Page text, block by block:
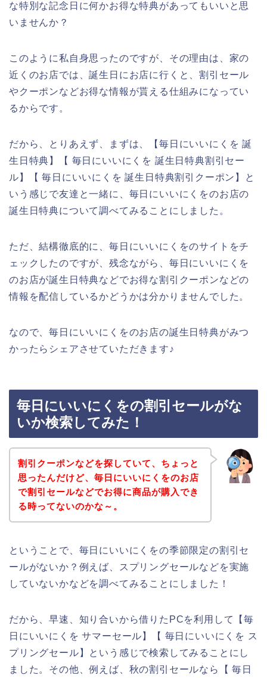
な特別な記念日に何かお得な特典があってもいいと思
いませんか？
このように私自身思ったのですが、その理由は、家の
近くのお店では、誕生日にお店に行くと、割引セール
やクーポンなどお得な情報が貰える仕組みになってい
るからです。
だから、とりあえず、まずは、【毎日にいいにくを 誕
生日特典】【 毎日にいいにくを 誕生日特典割引セー
ル】【 毎日にいいにくを 誕生日特典割引クーポン】と
いう感じで友達と一緒に、毎日にいいにくをのお店の
誕生日特典について調べてみることにしました。
ただ、結構徹底的に、毎日にいいにくをのサイトをチ
ェックしたのですが、残念ながら、毎日にいいにくを
のお店が誕生日特典などでお得な割引クーポンなどの
情報を配信しているかどうかは分かりませんでした。
なので、毎日にいいにくをのお店の誕生日特典がみつ
かったらシェアさせていただきます♪
毎日にいいにくをの割引セールがな
いか検索してみた！
割引クーポンなどを探していて、ちょっと
思ったんだけど、毎日にいいにくをのお店
で割引セールなどでお得に商品が購入でき
る時ってないのかな～。
ということで、毎日にいいにくをの季節限定の割引セ
ールがないか？例えば、スプリングセールなどを実施
していないかなどを調べてみることにしました！
だから、早速、知り合いから借りたPCを利用して【毎
日にいいにくを サマーセール】【 毎日にいいにくを ス
プリングセール】という感じで検索してみることにし
ました。その他、例えば、秋の割引セールなら【 毎日